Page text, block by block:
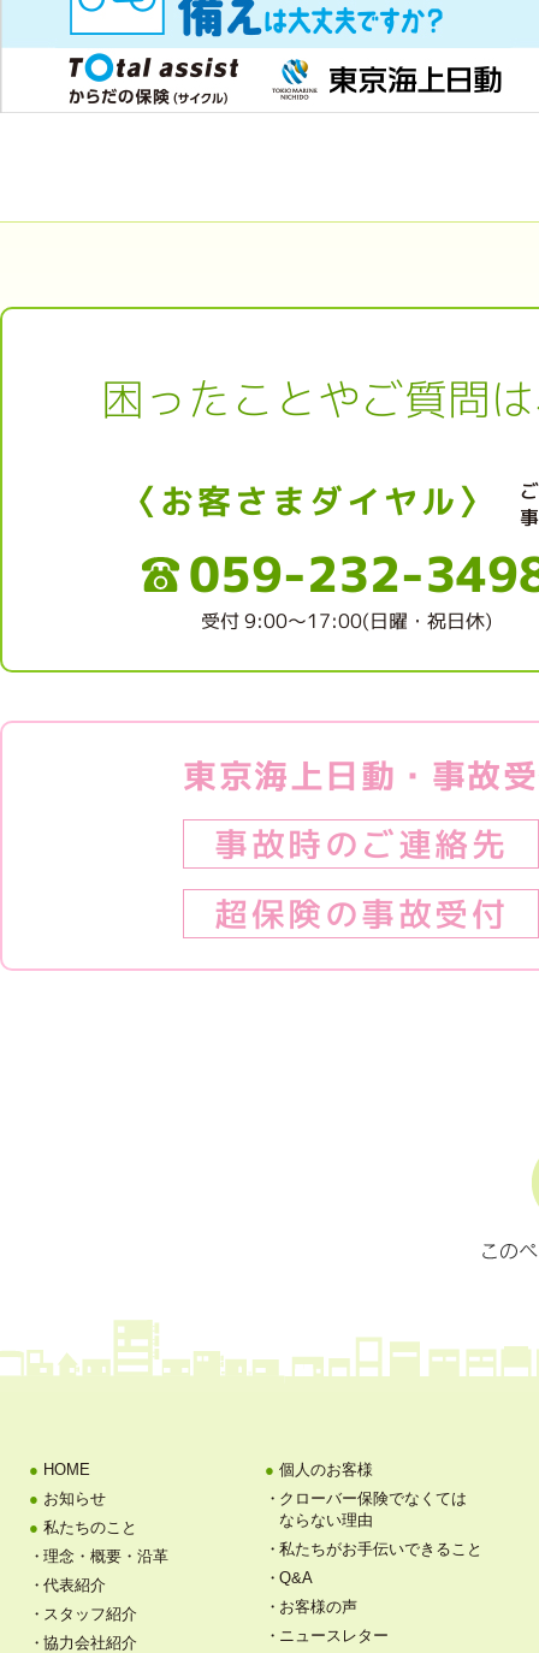
困ったことやご質問
〈お客さまダイヤル〉
059-232-
受付 9:00～17:00(日曜・祝日休)
東京海上日動・事故
事故時のご連絡先
超保険の事故受付
HOME
お知らせ
私たちのこと
理念・概要・沿革
代表紹介
スタッフ紹介
協力会社紹介
個人のお客様
クローバー保険でなくては
ならない理由
私たちがお手伝いできること
Q&A
お客様の声
ニュースレター